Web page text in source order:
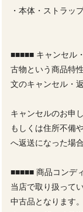
・本体・ストラッ
■■■■■ キャンセル
古物という商品特
文のキャンセル・
キャンセルのお申
もしくは住所不備
へ返送になった場
■■■■■ 商品コンデ
当店で取り扱って
中古品となります。